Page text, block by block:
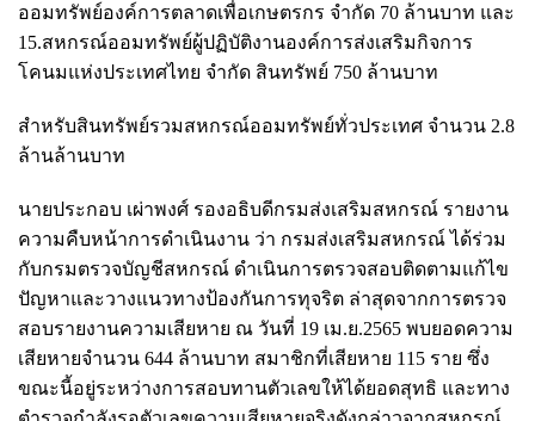
ออมทรัพย์องค์การตลาดเพื่อเกษตรกร จำกัด 70 ล้านบาท และ
15.สหกรณ์ออมทรัพย์ผู้ปฏิบัติงานองค์การส่งเสริมกิจการ
โคนมแห่งประเทศไทย จำกัด สินทรัพย์ 750 ล้านบาท
สำหรับสินทรัพย์รวมสหกรณ์ออมทรัพย์ทั่วประเทศ จำนวน 2.8
ล้านล้านบาท
นายประกอบ เผ่าพงศ์ รองอธิบดีกรมส่งเสริมสหกรณ์ รายงาน
ความคืบหน้าการดำเนินงาน ว่า กรมส่งเสริมสหกรณ์ ได้ร่วม
กับกรมตรวจบัญชีสหกรณ์ ดำเนินการตรวจสอบติดตามแก้ไข
ปัญหาและวางแนวทางป้องกันการทุจริต ล่าสุดจากการตรวจ
สอบรายงานความเสียหาย ณ วันที่ 19 เม.ย.2565 พบยอดความ
เสียหายจำนวน 644 ล้านบาท สมาชิกที่เสียหาย 115 ราย ซึ่ง
ขณะนี้อยู่ระหว่างการสอบทานตัวเลขให้ได้ยอดสุทธิ และทาง